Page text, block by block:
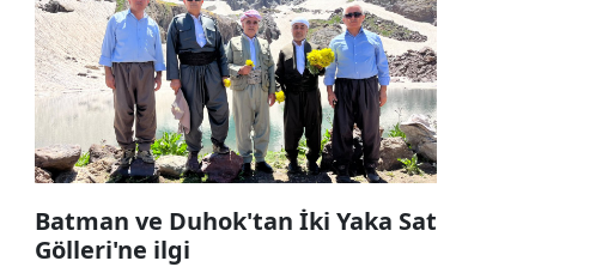
Batman ve Duhok'tan İki Yaka Sat
Gölleri'ne ilgi